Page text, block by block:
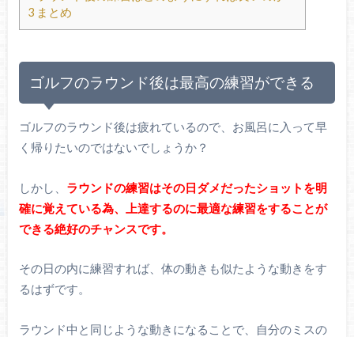
3まとめ
ゴルフのラウンド後は最高の練習ができる
ゴルフのラウンド後は疲れているので、お風呂に入って早
く帰りたいのではないでしょうか？
しかし、 ラウンドの練習はその日ダメだったショットを明
確に覚えている為、上達するのに最適な練習をすることが
できる絶好のチャンスです。
その日の内に練習すれば、体の動きも似たような動きをす
るはずです。
ラウンド中と同じような動きになることで、自分のミスの